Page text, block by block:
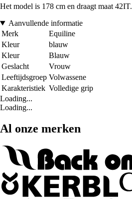
Het model is 178 cm en draagt maat 42IT.
Aanvullende informatie
Merk
Equiline
Kleur
blauw
Kleur
Blauw
Geslacht
Vrouw
Leeftijdsgroep Volwassene
Karakteristiek Volledige grip
Loading...
Loading...
Al onze merken